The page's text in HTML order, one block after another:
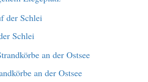
Schlei
an der Ostsee